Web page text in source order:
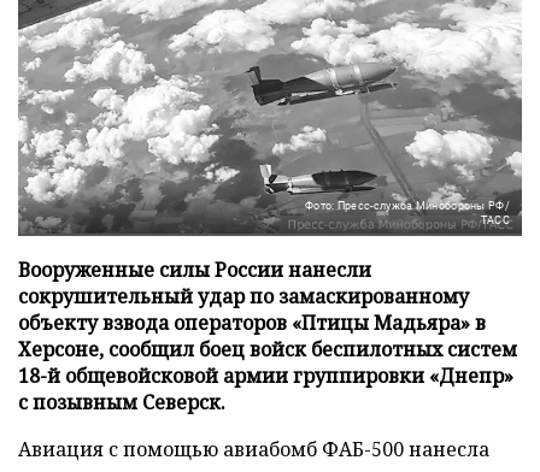
Фото: Пресс-служба Минобороны РФ/
ТАСС
Вооруженные силы России нанесли
сокрушительный удар по замаскированному
объекту взвода операторов «Птицы Мадьяра» в
Херсоне, сообщил боец войск беспилотных систем
18-й общевойсковой армии группировки «Днепр»
с позывным Северск.
Авиация с помощью авиабомб ФАБ-500 нанесла